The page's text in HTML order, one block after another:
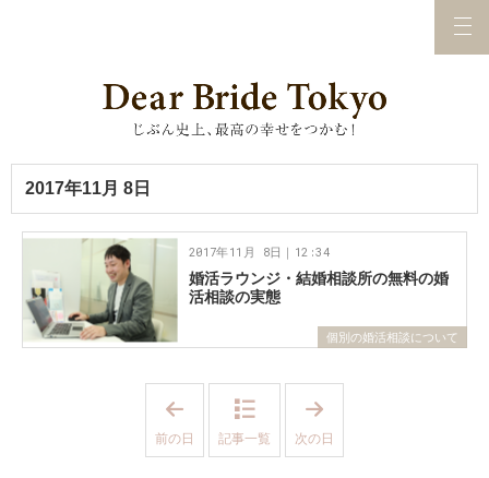
2017年11月 8日
個別の婚活相談について
婚活ラウンジ・結婚相談所の無料の婚
活相談の実態
2017年11月 8日｜12:34
7
前の日 記事一覧
7
次の日